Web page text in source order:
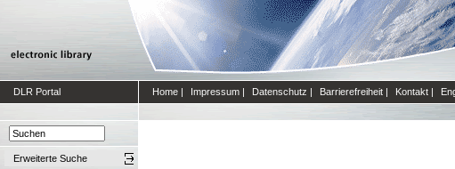
DLR Portal Home | Impressum | Datenschutz | Barrierefreiheit | Kontakt |
Erweiterte Suche